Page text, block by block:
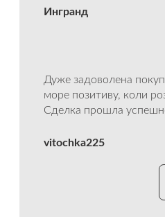
Ингранд
Дуже задоволена
море позитиву, коли
Сделка прошла
vitochka225